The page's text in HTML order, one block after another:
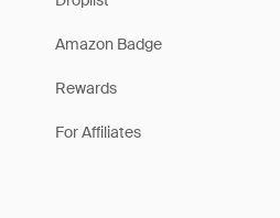
Amazon Badge
Rewards
For Affiliates